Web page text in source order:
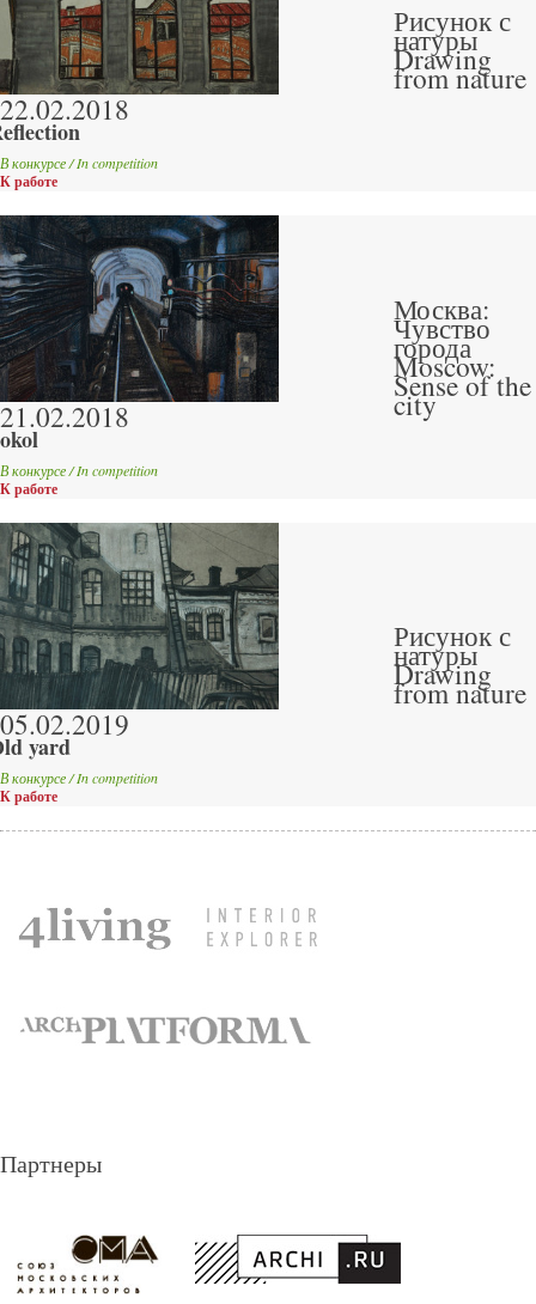
22.02.2018
В конкурсе / In competition
К работе
Рисунок с
натуры
Drawing
from nature
21.02.2018
В конкурсе / In competition
К работе
Москва:
Чувство
города
Moscow:
Sense of the
city
05.02.2019
yard
В конкурсе / In competition
К работе
Рисунок с
натуры
Drawing
from nature
Партнеры